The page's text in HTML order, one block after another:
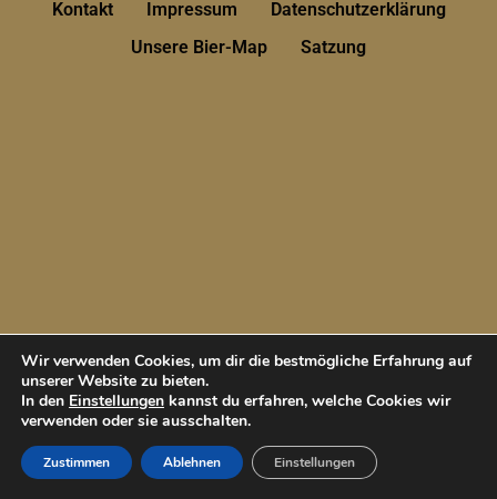
Kontakt Impressum
Datenschutzerklärung
Unsere Bier-Map
Satzung
Wir verwenden Cookies, um dir die bestmögliche Erfahrung auf
unserer Website zu bieten.
In den Einstellungen kannst du erfahren, welche Cookies wir
verwenden oder sie ausschalten.
Zustimmen Ablehnen Einstellungen